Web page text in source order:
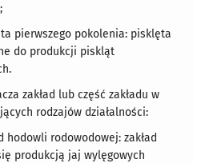
pokolenia: pisklęta
do produkcji piskląt
zakład lub część zakładu w
rodzajów działalności:
rodowodowej: zakład
produkcją jaj wylęgowych